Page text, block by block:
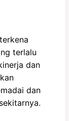
terlalu
dan
dan